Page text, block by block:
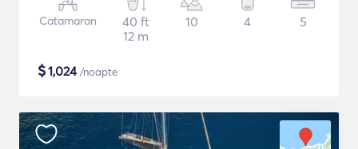
Catamaran
40 ft
12 m
10 4 5
$1,024/noapte